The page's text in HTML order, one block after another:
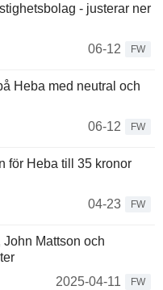
- justerar ner
06-12
FW
Heba med neutral och
06-12
FW
för Heba till 35 kronor
04-23
FW
Mattson och
2025-04-11
FW